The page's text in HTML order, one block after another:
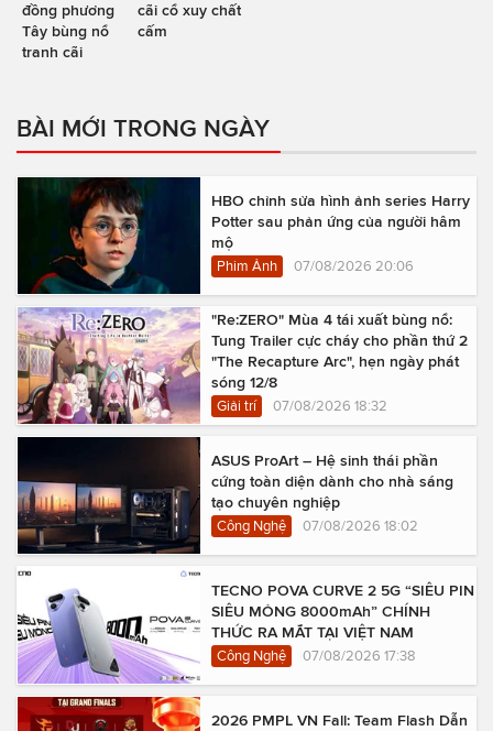
đồng phương
Tây bùng nổ
tranh cãi
cãi cổ xuy chất
cấm
BÀI MỚI TRONG NGÀY
HBO chỉnh sửa hình ảnh series Harry
Potter sau phản ứng của người hâm
mộ
Phim Ảnh 07/08/2026 20:06
"Re:ZERO" Mùa 4 tái xuất bùng nổ:
Tung Trailer cực cháy cho phần thứ 2
"The Recapture Arc", hẹn ngày phát
sóng 12/8
Giải trí 07/08/2026 18:32
ASUS ProArt – Hệ sinh thái phần
cứng toàn diện dành cho nhà sáng
tạo chuyên nghiệp
Công Nghệ 07/08/2026 18:02
TECNO POVA CURVE 2 5G “SIÊU PIN
SIÊU MỎNG 8000mAh” CHÍNH
THỨC RA MẮT TẠI VIỆT NAM
Công Nghệ 07/08/2026 17:38
2026 PMPL VN Fall: Team Flash Dẫn